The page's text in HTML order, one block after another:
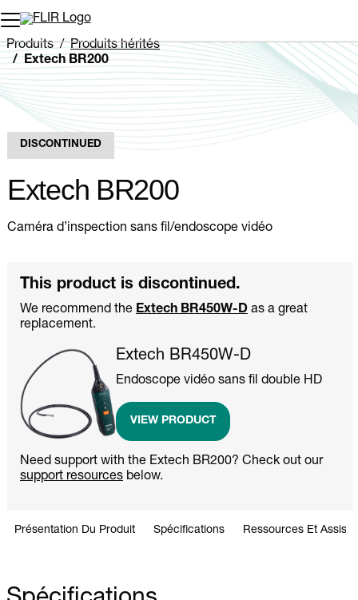
Unread messages
Modèle
Supprimer
articles
Ajouter au panier
Ajouté au panier
Produits
Produits hérités
Extech BR200
DISCONTINUED
Extech BR200
Caméra d’inspection sans fil/endoscope vidéo
This product is discontinued.
We recommend the Extech BR450W-D as a great
replacement.
Extech BR450W-D
Endoscope vidéo sans fil double HD
VIEW PRODUCT
Need support with the Extech BR200? Check out our
support resources below.
Présentation Du Produit Spécifications Ressources Et